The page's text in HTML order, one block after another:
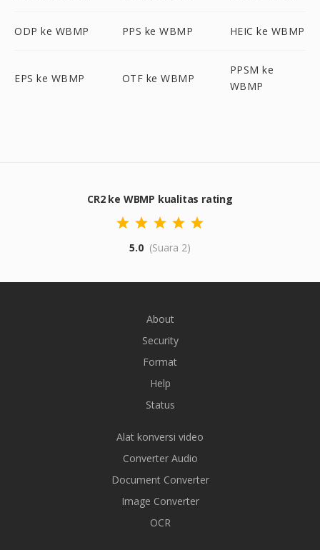
ODP ke WBMP PPS ke WBMP HEIC ke WBMP
EPS ke WBMP OTF ke WBMP
PPSM ke
WBMP
CR2 ke WBMP kualitas rating
5.0 (Suara 2)
About
Security
Format
Help
Status
Alat konversi video
Converter Audio
Document Converter
Image Converter
OCR